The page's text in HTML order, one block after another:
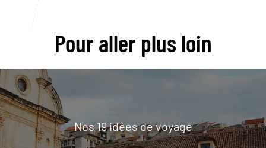
Pour aller plus loin
Nos 19 idées de voyage